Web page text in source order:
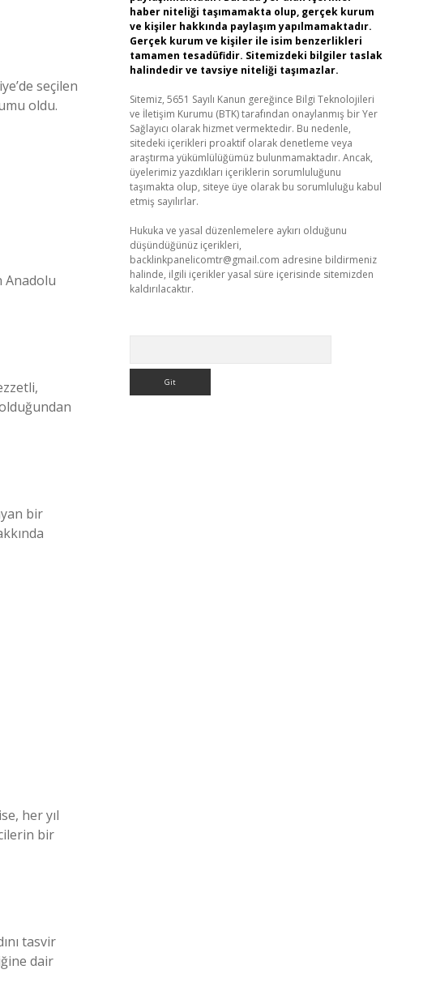
seçilen
oldu.
Anadolu
olduğundan
bir
her yıl
bir
tasvir
dair
haber niteliği taşımamakta olup, gerçek kurum
ve kişiler hakkında paylaşım yapılmamaktadır.
Gerçek kurum ve kişiler ile isim benzerlikleri
tamamen tesadüfidir. Sitemizdeki bilgiler taslak
halindedir ve tavsiye niteliği taşımazlar.
Sitemiz, 5651 Sayılı Kanun gereğince Bilgi Teknolojileri
ve İletişim Kurumu (BTK) tarafından onaylanmış bir Yer
Sağlayıcı olarak hizmet vermektedir. Bu nedenle,
sitedeki içerikleri proaktif olarak denetleme veya
araştırma yükümlülüğümüz bulunmamaktadır. Ancak,
üyelerimiz yazdıkları içeriklerin sorumluluğunu
taşımakta olup, siteye üye olarak bu sorumluluğu kabul
etmiş sayılırlar.
Hukuka ve yasal düzenlemelere aykırı olduğunu
düşündüğünüz içerikleri,
backlinkpanelicomtr@gmail.com adresine bildirmeniz
halinde, ilgili içerikler yasal süre içerisinde sitemizden
kaldırılacaktır.